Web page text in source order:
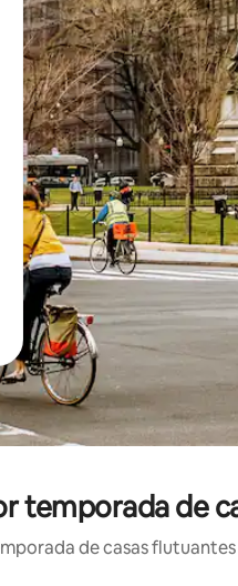
as seta para cima e
temporada de
de casas